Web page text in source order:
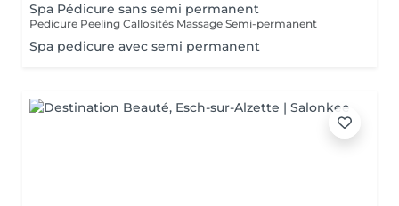
Spa Pédicure sans semi permanent
Pedicure Peeling Callosités Massage Semi-permanent
Spa pedicure avec semi permanent